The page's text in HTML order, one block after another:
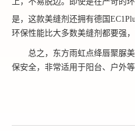
是，这款美缝剂还拥有德国
环保性能比大多数美缝剂都要强，
总之，东方雨虹点绛唇聚脲
保安全，非常适用于阳台、户外